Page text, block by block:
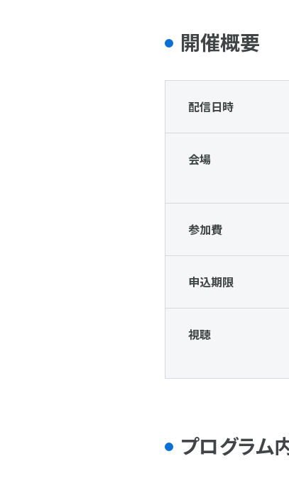
開催概要
配信日時
会場
参加費
申込期限
視聴
プログラム